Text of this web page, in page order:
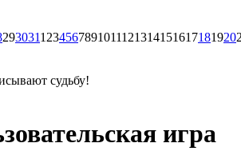
2930311 234567891011121314151617181920
судьбу!
игра